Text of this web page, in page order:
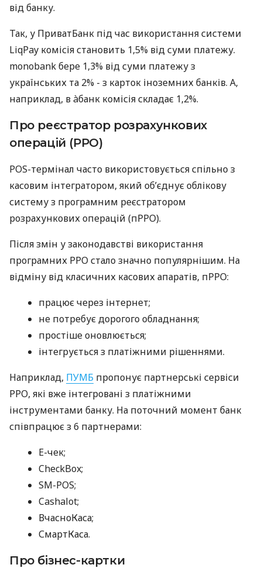
від банку.
Так, у ПриватБанк під час використання системи
LiqPay комісія становить 1,5% від суми платежу.
monobank бере 1,3% від суми платежу з
українських та 2% - з карток іноземних банків. А,
наприклад, в àбанк комісія складає 1,2%.
Про реєстратор розрахункових
операцій (РРО)
POS-термінал часто використовується спільно з
касовим інтегратором, який об’єднує облікову
систему з програмним реєстратором
розрахункових операцій (пРРО).
Після змін у законодавстві використання
програмних РРО стало значно популярнішим. На
відміну від класичних касових апаратів, пРРО:
працює через інтернет;
не потребує дорогого обладнання;
простіше оновлюється;
інтегрується з платіжними рішеннями.
Наприклад, ПУМБ пропонує партнерські сервіси
РРО, які вже інтегровані з платіжними
інструментами банку. На поточний момент банк
співпрацює з 6 партнерами:
E-чек;
CheckBox;
SM-POS;
Cashalot;
ВчасноКаса;
СмартКаса.
Про бізнес-картки